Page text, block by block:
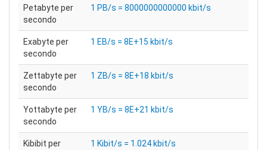
Petabyte per
secondo
1 PB/s = 8000000000000 kbit/s
Exabyte per
secondo
1 EB/s = 8E+15 kbit/s
Zettabyte per
secondo
1 ZB/s = 8E+18 kbit/s
Yottabyte per
secondo
1 YB/s = 8E+21 kbit/s
Kibibit per
1 Kibit/s = 1.024 kbit/s